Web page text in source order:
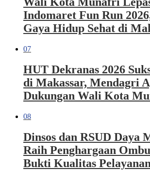
Indomaret Fun Run
Gaya Hidup Sehat di
07
HUT Dekranas 2026
di Makassar, Mendagri
Dukungan Wali Kota
08
Dinsos dan RSUD Daya
Raih Penghargaan
Bukti Kualitas